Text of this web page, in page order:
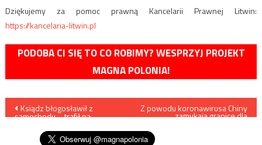
Dziękujemy za pomoc prawną Kancelarii Prawnej Litwin:
https://kancelaria-litwin.pl
PODOBA CI SIĘ TO CO ROBIMY? WESPRZYJ PROJEKT
MAGNA POLONIA!
Nawigacja
wpisu
Ksiądz błogosławił z
samochodu – trafił na
Z powodu koronawirusa Chiny
zamykają granice dla